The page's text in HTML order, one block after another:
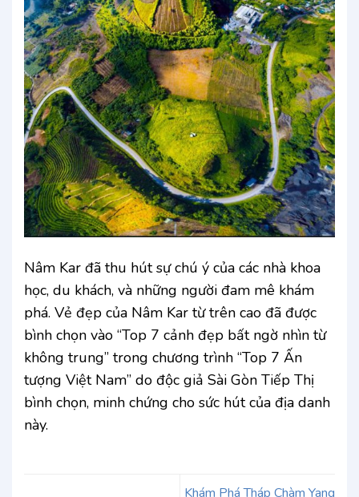
Nâm Kar đã thu hút sự chú ý của các nhà khoa
học, du khách, và những người đam mê khám
phá. Vẻ đẹp của Nâm Kar từ trên cao đã được
bình chọn vào “Top 7 cảnh đẹp bất ngờ nhìn từ
không trung” trong chương trình “Top 7 Ấn
tượng Việt Nam” do độc giả Sài Gòn Tiếp Thị
bình chọn, minh chứng cho sức hút của địa danh
này.
Khám Phá Tháp Chàm Yang